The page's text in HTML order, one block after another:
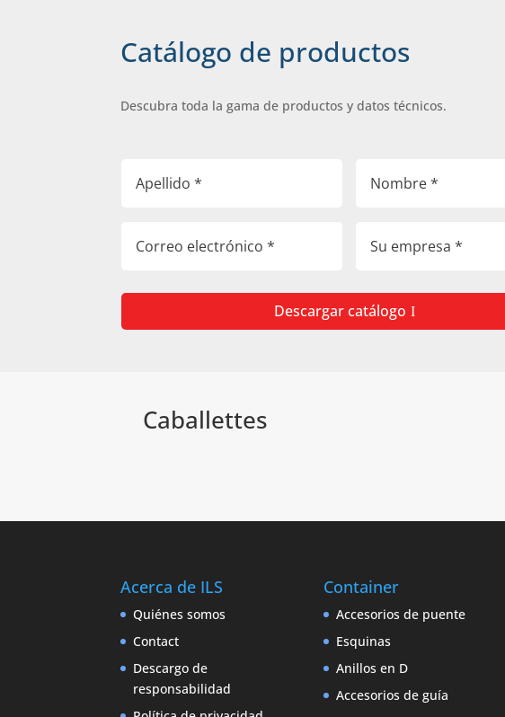
Catálogo de productos
Descubra toda la gama de productos y datos técnicos.
Descargar catálogo
Caballettes
Acerca de ILS
Quiénes somos
Contact
Descargo de
responsabilidad
Container
Accesorios de puente
Esquinas
Anillos en D
Accesorios de guía